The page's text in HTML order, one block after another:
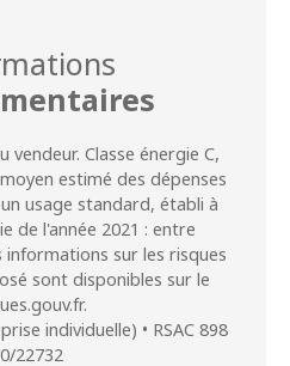
vendeur. Classe énergie C,
estimé des dépenses
usage standard, établi à
de l'année 2021 : entre
informations sur les risques
sont disponibles sur le
individuelle) • RSAC 898
22732